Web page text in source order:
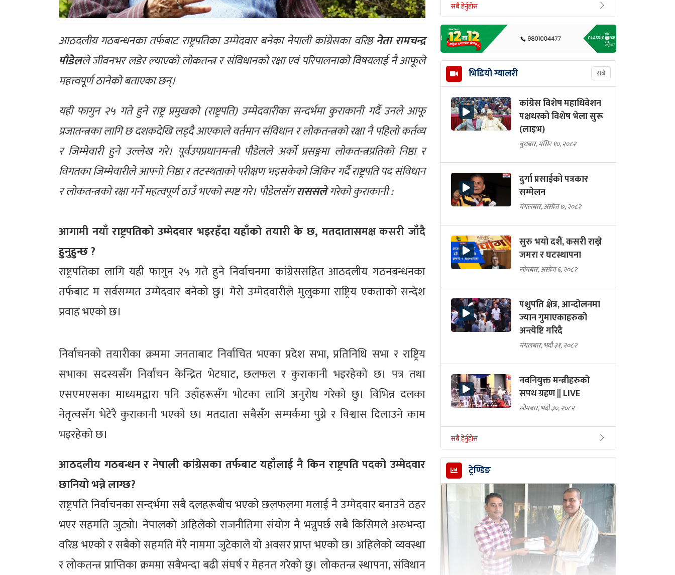
आठदलीय गठबन्धनका तर्फबाट राष्ट्रपतिका उम्मेदवार बनेका नेपाली कांग्रेसका वरिष्ठनेता रामचन्द्र
पौडेलले जीवनभर लडेर ल्याएको लोकतन्त्र र संविधानको रक्षा एवं परिपालनाको विषयलाई नै आफूले
महत्त्वपूर्ण ठानेको बताएका छन्।
यही फागुन २५ गते हुने राष्ट्र प्रमुखको (राष्ट्रपति) उम्मेदवारीका सन्दर्भमा कुराकानी गर्दै उनले आफू
प्रजातन्त्रका लागि छ दशकदेखि लड्दै आएकाले वर्तमान संविधान र लोकतन्त्रको रक्षा नै पहिलो कर्तव्य
र जिम्मेवारी हुने उल्लेख गरे। पूर्वउपप्रधानमन्त्री पौडेलले अर्को प्रसङ्गमा लोकतन्त्रप्रतिको निष्ठा र
विगतका जिम्मेवारीले आफ्नो निष्ठा र तटस्थताको परीक्षण भइसकेको जिकिर गर्दै राष्ट्रपति पद संविधान
र लोकतन्त्रको रक्षा गर्ने महत्वपूर्ण ठाउँ भएको स्पष्ट गरे। पौडेलसँगराससलेगरेको कुराकानी :
आगामी नयाँ राष्ट्रपतिको उम्मेदवार भइरहँदा यहाँको तयारी के छ, मतदातासमक्ष कसरी जाँदै
हुनुहुन्छ ?
राष्ट्रपतिका लागि यही फागुन २५ गते हुने निर्वाचनमा कांग्रेससहित आठदलीय गठनबन्धनका
तर्फबाट म सर्वसम्मत उम्मेदवार बनेको छु। मेरो उम्मेदवारीले मुलुकमा राष्ट्रिय एकताको सन्देश
प्रवाह भएको छ।
निर्वाचनको तयारीका क्रममा जनताबाट निर्वाचित भएका प्रदेश सभा, प्रतिनिधि सभा र राष्ट्रिय
सभाका सदस्यसँग निर्वाचन केन्द्रित भेटघाट, छलफल र कुराकानी भइरहेको छ। पत्र तथा
एसएमएसका माध्यमद्वारा पनि उहाँहरूसँग भोटका लागि अनुरोध गरेको छु। विभिन्न दलका
नेतृत्वसँग भेटेरै कुराकानी भएको छ। मतदाता सबैसँग सम्पर्कमा पुग्ने र विश्वास दिलाउने काम
भइरहेको छ।
आठदलीय गठबन्धन र नेपाली कांग्रेसका तर्फबाट यहाँलाई नै किन राष्ट्रपति पदको उम्मेदवार
छानियो भन्ने लाग्छ?
राष्ट्रपति निर्वाचनका सन्दर्भमा सबै दलहरूबीच भएको छलफलमा मलाई नै उम्मेदवार बनाउने ठहर
भएर सहमति जुट्यो। नेपालको अहिलेको राजनीतिमा संयोग नै भन्नुपर्छ सबै किसिमले अरुभन्दा
वरिष्ठ भएको र सबैको सहमति मेरै नाममा जुटेकाले यो अवसर प्राप्त भएको छ। अहिलेको व्यवस्था
र लोकतन्त्र प्राप्तिका क्रममा सबैभन्दा बढी संघर्ष र मेहनत गरेको छु। लोकतन्त्र स्थापना, संविधान
सबै हेर्नुहोस
भिडियो ग्यालरी सबै
कांग्रेस विशेष महाधिवेशन
पक्षधरको विशेष भेला सुरू
(लाइभ)
बुधबार, मंसिर १०, २०८२
दुर्गा प्रसाईको पत्रकार
सम्मेलन
मंगलबार, असोज ७, २०८२
सुरु भयो दशैं, कसरी राख्ने
जमरा र घटस्थापना
सोमबार, असोज ६, २०८२
पशुपति क्षेत्र, आन्दोलनमा
ज्यान गुमाएकाहरुको
अन्त्येष्टि गरिदै
मंगलबार, भदौ ३१, २०८२
नवनियुक्त मन्त्रीहरुको
सपथ ग्रहण || LIVE
सोमबार, भदौ ३०, २०८२
सबै हेर्नुहोस
ट्रेण्डिङ